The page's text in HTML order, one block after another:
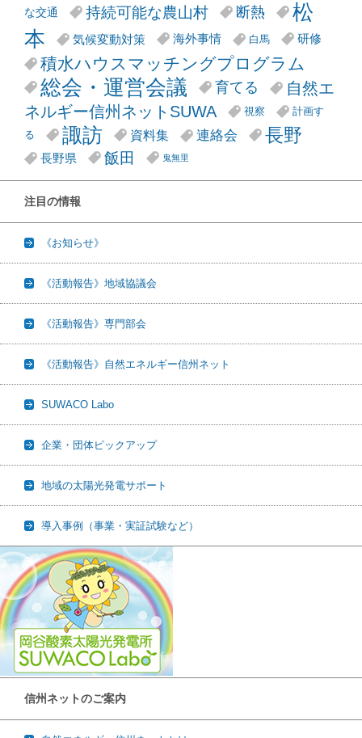
な交通 持続可能な農山村 断熱
松
本
気候変動対策 海外事情 白馬 研修
積水ハウスマッチングプログラム
総会・運営会議 育てる
自然エ
ネルギー信州ネットSUWA
視察
計画す
る
諏訪 資料集 連絡会 長野
長野県 飯田 鬼無里
注目の情報
《お知らせ》
《活動報告》地域協議会
《活動報告》専門部会
《活動報告》自然エネルギー信州ネット
SUWACO Labo
企業・団体ピックアップ
地域の太陽光発電サポート
導入事例（事業・実証試験など）
信州ネットのご案内